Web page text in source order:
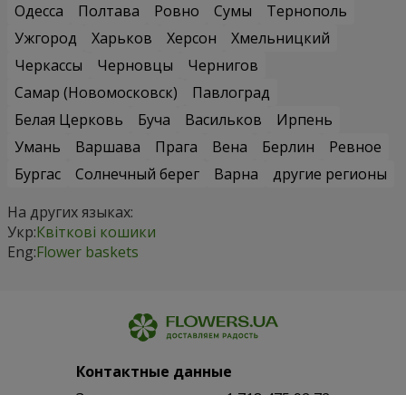
Одесса
Полтава Ровно Сумы
Тернополь
Ужгород
Харьков Херсон
Хмельницкий
Черкассы
Черновцы
Чернигов
Самар (Новомосковск)
Павлоград
Белая Церковь
Буча Васильков
Ирпень
Умань
Варшава Прага Вена Берлин
Ревное
Бургас
Солнечный берег Варна
другие регионы
На других языках:
Укр:Квіткові кошики
Eng:Flower baskets
Контактные данные